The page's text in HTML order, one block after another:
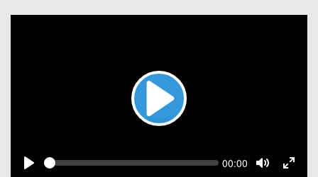
Play
Seek Current
00:00